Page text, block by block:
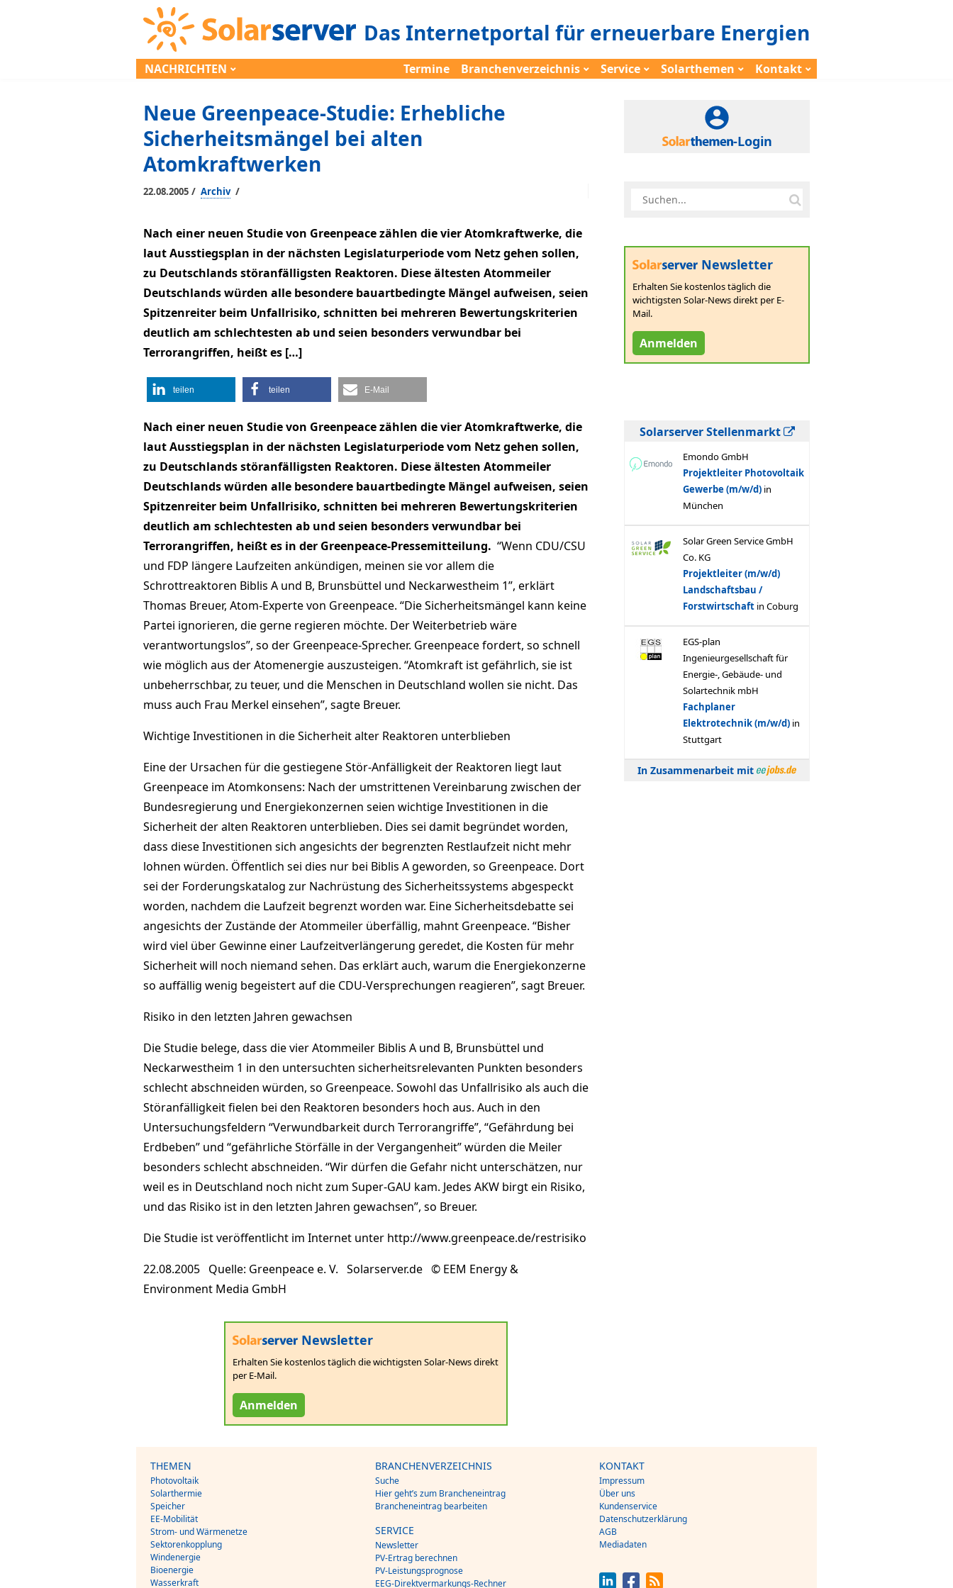
Das Internetportal für erneuerbare Energien
NACHRICHTEN Termine Branchenverzeichnis Service Solarthemen Kontakt
Neue Greenpeace-Studie: Erhebliche
Sicherheitsmängel bei alten
Atomkraftwerken
22.08.2005 / Archiv /
Nach einer neuen Studie von Greenpeace zählen die vier Atomkraftwerke, die
laut Ausstiegsplan in der nächsten Legislaturperiode vom Netz gehen sollen,
zu Deutschlands störanfälligsten Reaktoren. Diese ältesten Atommeiler
Deutschlands würden alle besondere bauartbedingte Mängel aufweisen, seien
Spitzenreiter beim Unfallrisiko, schnitten bei mehreren Bewertungskriterien
deutlich am schlechtesten ab und seien besonders verwundbar bei
Terrorangriffen, heißt es […]
teilen teilen E-Mail
Nach einer neuen Studie von Greenpeace zählen die vier Atomkraftwerke, die
laut Ausstiegsplan in der nächsten Legislaturperiode vom Netz gehen sollen,
zu Deutschlands störanfälligsten Reaktoren. Diese ältesten Atommeiler
Deutschlands würden alle besondere bauartbedingte Mängel aufweisen, seien
Spitzenreiter beim Unfallrisiko, schnitten bei mehreren Bewertungskriterien
deutlich am schlechtesten ab und seien besonders verwundbar bei
Terrorangriffen, heißt es in der Greenpeace-Pressemitteilung. “Wenn CDU/CSU
und FDP längere Laufzeiten ankündigen, meinen sie vor allem die
Schrottreaktoren Biblis A und B, Brunsbüttel und Neckarwestheim 1”, erklärt
Thomas Breuer, Atom-Experte von Greenpeace. “Die Sicherheitsmängel kann keine
Partei ignorieren, die gerne regieren möchte. Der Weiterbetrieb wäre
verantwortungslos”, so der Greenpeace-Sprecher. Greenpeace fordert, so schnell
wie möglich aus der Atomenergie auszusteigen. “Atomkraft ist gefährlich, sie ist
unbeherrschbar, zu teuer, und die Menschen in Deutschland wollen sie nicht. Das
muss auch Frau Merkel einsehen”, sagte Breuer.
Wichtige Investitionen in die Sicherheit alter Reaktoren unterblieben
Eine der Ursachen für die gestiegene Stör-Anfälligkeit der Reaktoren liegt laut
Greenpeace im Atomkonsens: Nach der umstrittenen Vereinbarung zwischen der
Bundesregierung und Energiekonzernen seien wichtige Investitionen in die
Sicherheit der alten Reaktoren unterblieben. Dies sei damit begründet worden,
dass diese Investitionen sich angesichts der begrenzten Restlaufzeit nicht mehr
lohnen würden. Öffentlich sei dies nur bei Biblis A geworden, so Greenpeace. Dort
sei der Forderungskatalog zur Nachrüstung des Sicherheitssystems abgespeckt
worden, nachdem die Laufzeit begrenzt worden war. Eine Sicherheitsdebatte sei
angesichts der Zustände der Atommeiler überfällig, mahnt Greenpeace. “Bisher
wird viel über Gewinne einer Laufzeitverlängerung geredet, die Kosten für mehr
Sicherheit will noch niemand sehen. Das erklärt auch, warum die Energiekonzerne
so auffällig wenig begeistert auf die CDU-Versprechungen reagieren”, sagt Breuer.
Risiko in den letzten Jahren gewachsen
Die Studie belege, dass die vier Atommeiler Biblis A und B, Brunsbüttel und
Neckarwestheim 1 in den untersuchten sicherheitsrelevanten Punkten besonders
schlecht abschneiden würden, so Greenpeace. Sowohl das Unfallrisiko als auch die
Störanfälligkeit fielen bei den Reaktoren besonders hoch aus. Auch in den
Untersuchungsfeldern “Verwundbarkeit durch Terrorangriffe”, “Gefährdung bei
Erdbeben” und “gefährliche Störfälle in der Vergangenheit” würden die Meiler
besonders schlecht abschneiden. “Wir dürfen die Gefahr nicht unterschätzen, nur
weil es in Deutschland noch nicht zum Super-GAU kam. Jedes AKW birgt ein Risiko,
und das Risiko ist in den letzten Jahren gewachsen”, so Breuer.
Die Studie ist veröffentlicht im Internet unter http://www.greenpeace.de/restrisiko
22.08.2005 Quelle: Greenpeace e. V. Solarserver.de © EEM Energy &
Environment Media GmbH
Newsletter
Erhalten Sie kostenlos täglich die wichtigsten Solar-News direkt
per E-Mail.
Anmelden
-Login
Newsletter
Erhalten Sie kostenlos täglich die
wichtigsten Solar-News direkt per E-
Mail.
Anmelden
Solarserver Stellenmarkt
In Zusammenarbeit mit
THEMEN
Photovoltaik
Solarthermie
Speicher
EE-Mobilität
Strom- und Wärmenetze
Sektorenkopplung
Windenergie
Bioenergie
Wasserkraft
BRANCHENVERZEICHNIS
Suche
Hier geht’s zum Brancheneintrag
Brancheneintrag bearbeiten
SERVICE
Newsletter
PV-Ertrag berechnen
PV-Leistungsprognose
EEG-Direktvermarkungs-Rechner
KONTAKT
Impressum
Über uns
Kundenservice
Datenschutzerklärung
AGB
Mediadaten